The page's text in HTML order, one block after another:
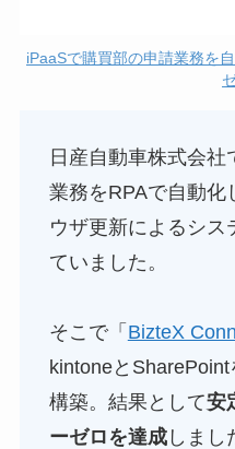
iPaaSで購買部の申請業務を
日産自動車株式会
業務をRPAで自動化
ウザ更新によるシス
ていました。
そこで「 BizteX
kintoneと
構築。結果として安
ーゼロを達成しまし